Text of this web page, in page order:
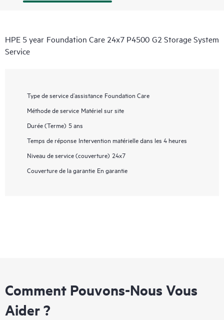
HPE 5 year Foundation Care 24x7 P4500 G2 Storage System
Service
Type de service d’assistance Foundation Care
Méthode de service Matériel sur site
Durée (Terme) 5 ans
Temps de réponse Intervention matérielle dans les 4 heures
Niveau de service (couverture) 24x7
Couverture de la garantie En garantie
Comment Pouvons-Nous Vous
Aider ?